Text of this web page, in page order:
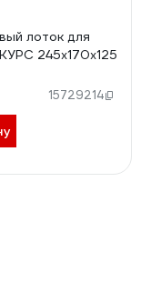
лоток для
245x170x125
15729214